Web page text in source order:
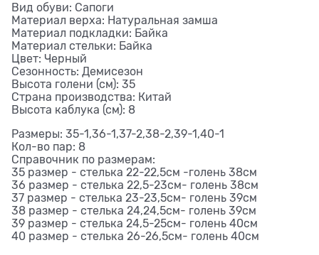
Вид обуви: Сапоги
Материал верха: Натуральная замша
Материал подкладки: Байка
Материал стельки: Байка
Цвет: Черный
Сезонность: Демисезон
Высота голени (см): 35
Страна производства: Китай
Высота каблука (см): 8
Размеры: 35-1,36-1,37-2,38-2,39-1,40-1
Кол-во пар: 8
Справочник по размерам:
35 размер - стелька 22-22,5см -голень 38см
36 размер - стелька 22,5-23см- голень 38см
37 размер - стелька 23-23,5см- голень 39см
38 размер - стелька 24,24,5см- голень 39см
39 размер - стелька 24,5-25см- голень 40см
40 размер - стелька 26-26,5см- голень 40см